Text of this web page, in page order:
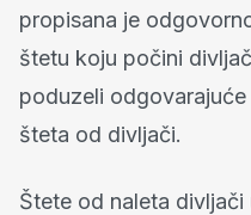
propisana je
štetu koju počini
poduzeli
šteta od divljači.
Štete od naleta